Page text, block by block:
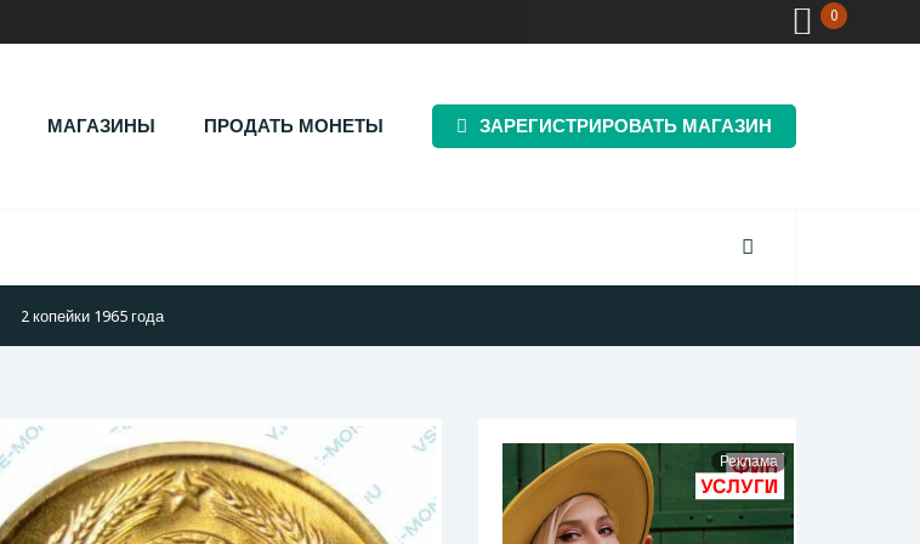
МАГАЗИНЫ ПРОДАТЬ МОНЕТЫ ЗАРЕГИСТРИРОВАТЬ МАГАЗИН
2 копейки 1965 года
Реклама
0